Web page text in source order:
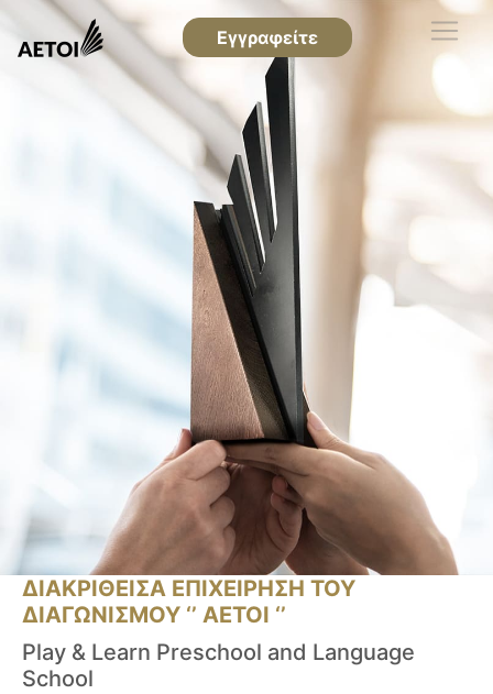
Εγγραφείτε
ΔΙΑΚΡΙΘΕΙΣΑ ΕΠΙΧΕΙΡΗΣΗ ΤΟΥ
ΔΙΑΓΩΝΙΣΜΟΥ ‘’ ΑΕΤΟΙ ‘’
Play & Learn Preschool and Language
School